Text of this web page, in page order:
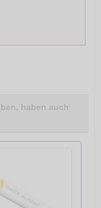
haben auch